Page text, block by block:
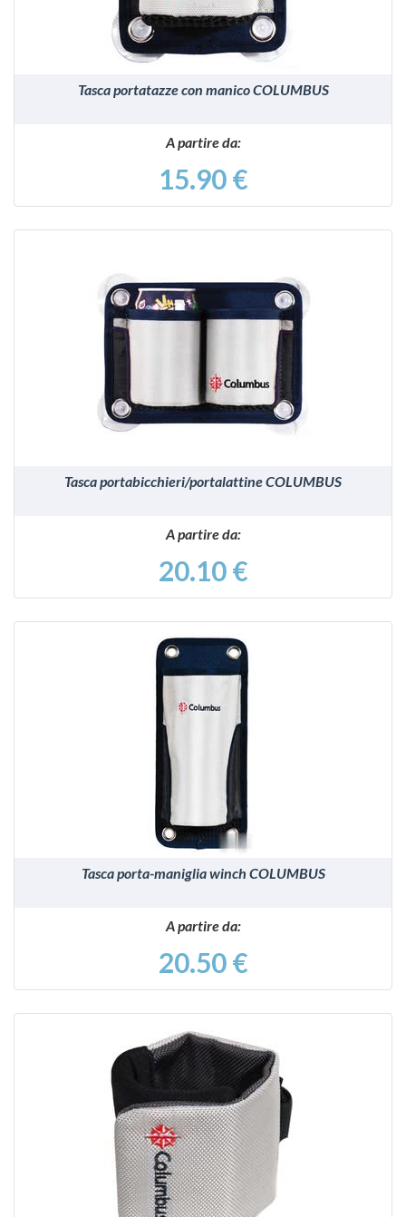
Tasca portatazze con manico COLUMBUS
A partire da:
15.90 €
Tasca portabicchieri/portalattine COLUMBUS
A partire da:
20.10 €
Tasca porta-maniglia winch COLUMBUS
A partire da:
20.50 €
VEDI